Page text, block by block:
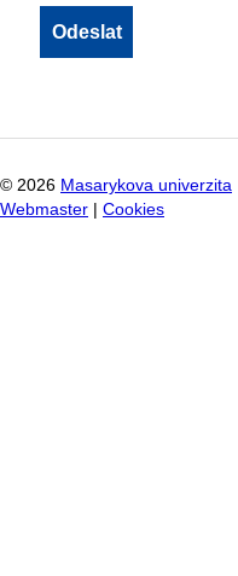
© 2026 Masarykova univerzita
Webmaster
Cookies